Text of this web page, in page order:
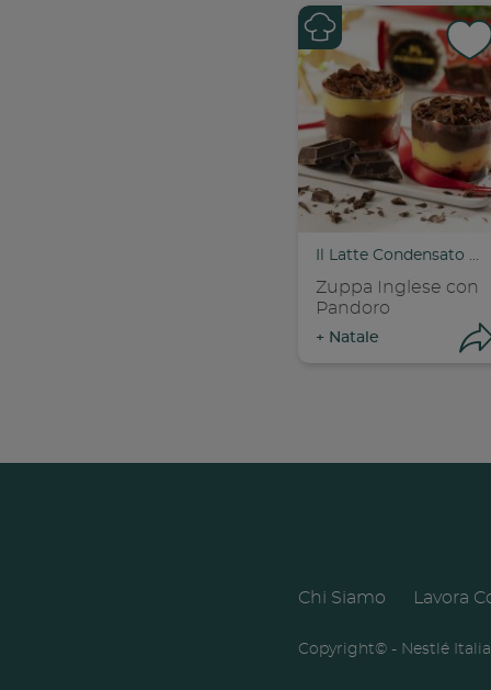
Il Latte Condensato Nestlé
Zuppa Inglese con
Pandoro
+ Natale
Footer
Chi Siamo Lavora
Copyright© - Nestlé